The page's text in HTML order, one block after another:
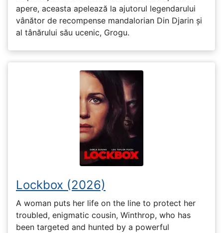
apere, aceasta apelează la ajutorul legendarului
vânător de recompense mandalorian Din Djarin și
al tânărului său ucenic, Grogu.
Lockbox (2026)
A woman puts her life on the line to protect her
troubled, enigmatic cousin, Winthrop, who has
been targeted and hunted by a powerful